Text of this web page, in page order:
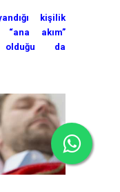
kişilik
“ana akım”
olduğu da